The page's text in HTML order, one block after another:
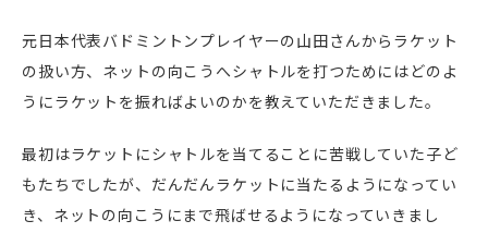
元日本代表バドミントンプレイヤーの山田さんからラケット
の扱い方、ネットの向こうへシャトルを打つためにはどのよ
うにラケットを振ればよいのかを教えていただきました。
最初はラケットにシャトルを当てることに苦戦していた子ど
もたちでしたが、だんだんラケットに当たるようになってい
き、ネットの向こうにまで飛ばせるようになっていきまし